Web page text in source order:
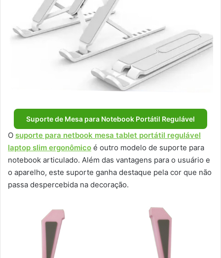
Suporte de Mesa para Notebook Portátil Regulável
O suporte para netbook mesa tablet portátil regulável
laptop slim ergonômico é outro modelo de suporte para
notebook articulado. Além das vantagens para o usuário e
o aparelho, este suporte ganha destaque pela cor que não
passa despercebida na decoração.